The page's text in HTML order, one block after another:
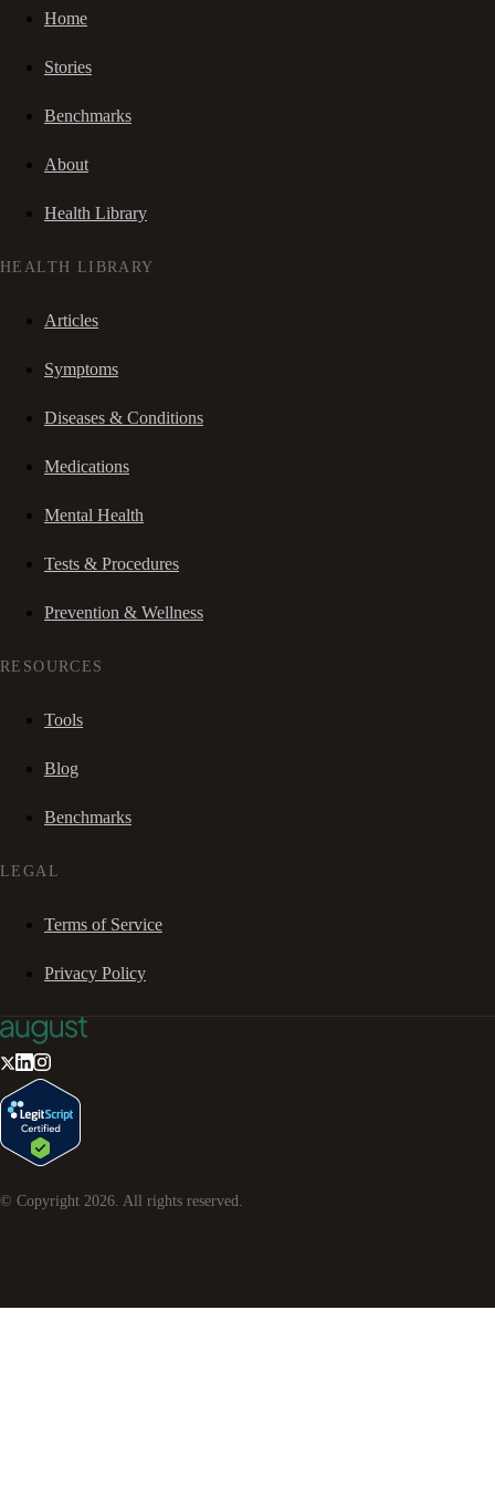
Home
Stories
Benchmarks
About
Health Library
HEALTH LIBRARY
Articles
Symptoms
Diseases & Conditions
Medications
Mental Health
Tests & Procedures
Prevention & Wellness
RESOURCES
Tools
Blog
Benchmarks
LEGAL
Terms of Service
Privacy Policy
© Copyright 2026 . All rights reserved.